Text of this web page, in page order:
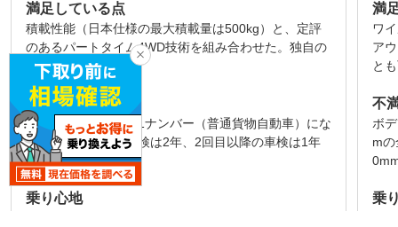
満足している点
積載性能（日本仕様の最大積載量は500kg）と、定評
のあるパートタイム4WD技術を組み合わせた。独自の
フレーム構造...
不満な点
日本での登録区分は1ナンバー（普通貨物自動車）にな
る。そのため初回車検は2年、2回目以降の車検は1年
ごとになる。ま...
乗り心地
満
ワ
ア
と
不
ボ
m
乗